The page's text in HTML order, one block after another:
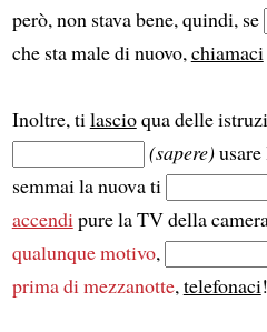
però, non stava bene, quindi, se
che sta male di nuovo, chiamaci
Inoltre, ti lascioqua delle
(sapere)usare
semmai la nuova ti
accendi pure la TV della
qualunque motivo,
prima di mezzanotte, telefonaci!